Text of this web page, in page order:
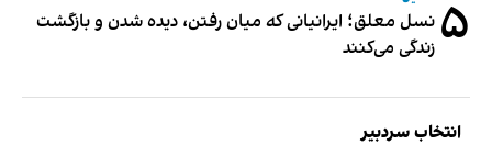
۵ نسل معلق؛ ایرانیانی که میان رفتن، دیده شدن و بازگشت
زندگی می‌کنند
انتخاب سردبیر